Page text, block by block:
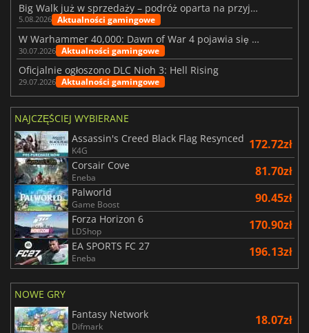
Big Walk już w sprzedaży – podróż oparta na przyjaźni
5.08.2026 Aktualności gamingowe
W Warhammer 40,000: Dawn of War 4 pojawia się frakcja Nekronów
30.07.2026 Aktualności gamingowe
Oficjalnie ogłoszono DLC Nioh 3: Hell Rising
29.07.2026 Aktualności gamingowe
NAJCZĘŚCIEJ WYBIERANE
Assassin's Creed Black Flag Resynced
K4G 172.72zł
Corsair Cove
Eneba 81.70zł
Palworld
Game Boost 90.45zł
Forza Horizon 6
LDShop 170.90zł
EA SPORTS FC 27
Eneba 196.13zł
NOWE GRY
Fantasy Network
Difmark 18.07zł